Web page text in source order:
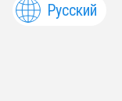
Русский